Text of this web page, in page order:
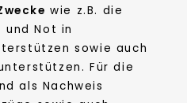
wie z.B. die
und Not in
sowie auch
Für die
als Nachweis